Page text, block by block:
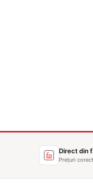
Direct din
Prețuri